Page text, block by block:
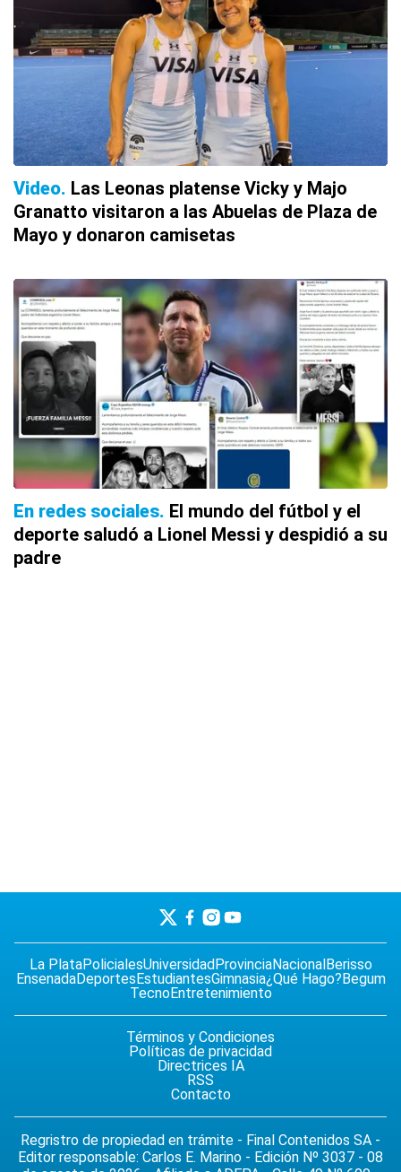
Video Las Leonas platense Vicky y Majo
Granatto visitaron a las Abuelas de Plaza de
Mayo y donaron camisetas
En redes sociales El mundo del fútbol y el
deporte saludó a Lionel Messi y despidió a su
padre
La PlataPolicialesUniversidadProvinciaNacionalBerisso
EnsenadaDeportesEstudiantesGimnasia¿Qué Hago?Begum
TecnoEntretenimiento
Términos y Condiciones
Políticas de privacidad
Directrices IA
RSS
Contacto
Regristro de propiedad en trámite - Final Contenidos SA -
Editor responsable: Carlos E. Marino - Edición Nº 3037 - 08